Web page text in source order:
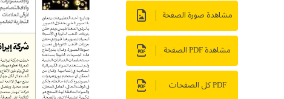
مشاهدة صورة الصفحة
مشاهدة PDF الصفحة
PDF كل الصفحات